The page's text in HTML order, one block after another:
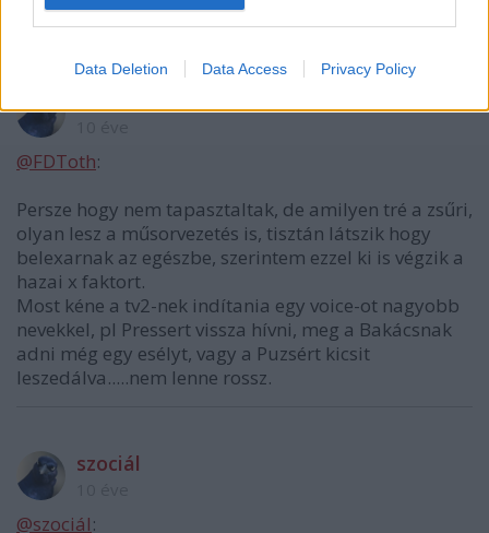
Data Deletion Data Access Privacy Policy
erettek egy ilyen musor vezetesehez
@FDToth:
Persze hogy nem tapasztaltak, de amilyen tré a zsűri,
olyan lesz a műsorvezetés is, tisztán látszik hogy
belexarnak az egészbe, szerintem ezzel ki is végzik a
hazai x faktort.
Most kéne a tv2-nek indítania egy voice-ot nagyobb
nevekkel, pl Pressert vissza hívni, meg a Bakácsnak
adni még egy esélyt, vagy a Puzsért kicsit
leszedálva.....nem lenne rossz.
szociál
@szociál: